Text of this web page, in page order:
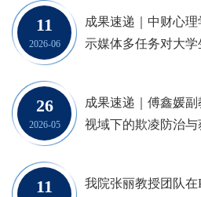
11
2026-06
成果速递｜中财心
示媒体多任务对大
26
2026-05
成果速递｜傅鑫媛
视域下的欺凌防治
11
我院张丽教授团队